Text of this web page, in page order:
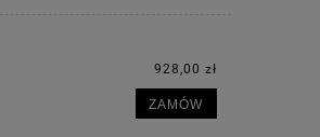
928,00 zł
ZAMÓW